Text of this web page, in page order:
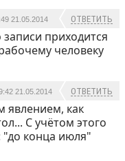
21.05.2014 ОТВЕТИТЬ
приходится
человеку
21.05.2014 ОТВЕТИТЬ
явлением, как
С учётом этого
"до конца июля"